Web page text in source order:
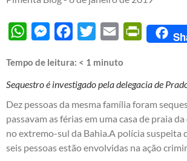
WhatsAppMessengerFacebook
Twitter Email
Tempo de leitura: < 1 minuto
Sequestro é investigado pela delegacia de
Dez pessoas da mesma família foram
passavam as férias em uma casa de praia
no extremo-sul da Bahia.A polícia suspeita
seis pessoas estão envolvidas na ação